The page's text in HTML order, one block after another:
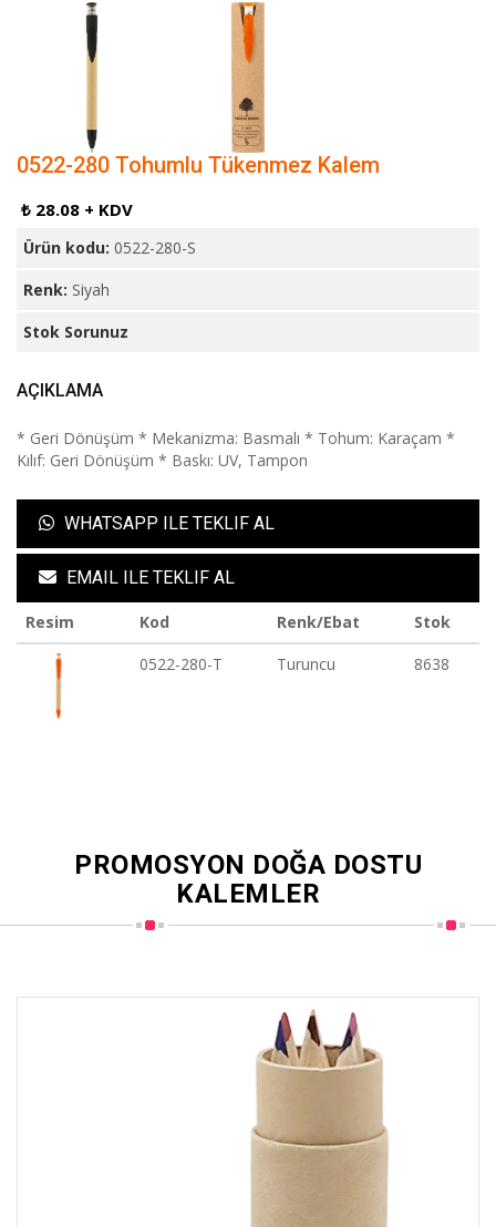
0522-280 Tohumlu Tükenmez Kalem
₺ 28.08 + KDV
Ürün kodu: 0522-280-S
Renk: Siyah
Stok Sorunuz
AÇIKLAMA
* Geri Dönüşüm * Mekanizma: Basmalı * Tohum: Karaçam *
Kılıf: Geri Dönüşüm * Baskı: UV, Tampon
WHATSAPP ILE TEKLIF AL
EMAIL ILE TEKLIF AL
Resim Kod Renk/Ebat
Stok
0522-280-T
Turuncu 8638
PROMOSYON DOĞA DOSTU
KALEMLER